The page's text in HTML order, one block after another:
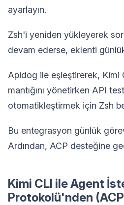
ayarlayın.
Zsh'i yeniden yükleyerek
devam ederse, eklenti
Apidog ile eşleştirerek, Kimi
mantığını yönetirken API
otomatikleştirmek için Zsh
Bu entegrasyon günlük
Ardından, ACP desteğine
Kimi CLI ile Agent
Protokolü'nden